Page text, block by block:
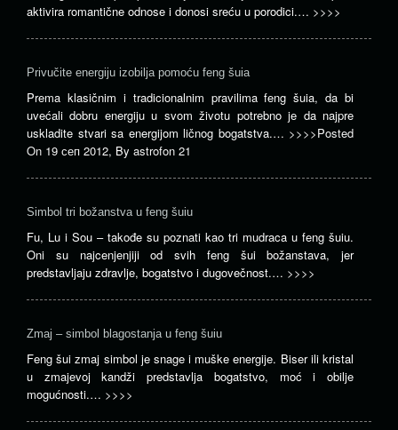
aktivira romantične odnose i donosi sreću u porodici.… >>>>
Privučite energiju izobilja pomoću feng šuia
Prema klasičnim i tradicionalnim pravilima feng šuia, da bi
uvećali dobru energiju u svom životu potrebno je da najpre
uskladite stvari sa energijom ličnog bogatstva.… >>>>Posted
On 19 сеп 2012, By astrofon 21
Simbol tri božanstva u feng šuiu
Fu, Lu i Sou – takođe su poznati kao tri mudraca u feng šuiu.
Oni su najcenjenjiji od svih feng šui božanstava, jer
predstavljaju zdravlje, bogatstvo i dugovečnost.… >>>>
Zmaj – simbol blagostanja u feng šuiu
Feng šui zmaj simbol je snage i muške energije. Biser ili kristal
u zmajevoj kandži predstavlja bogatstvo, moć i obilje
mogućnosti.… >>>>